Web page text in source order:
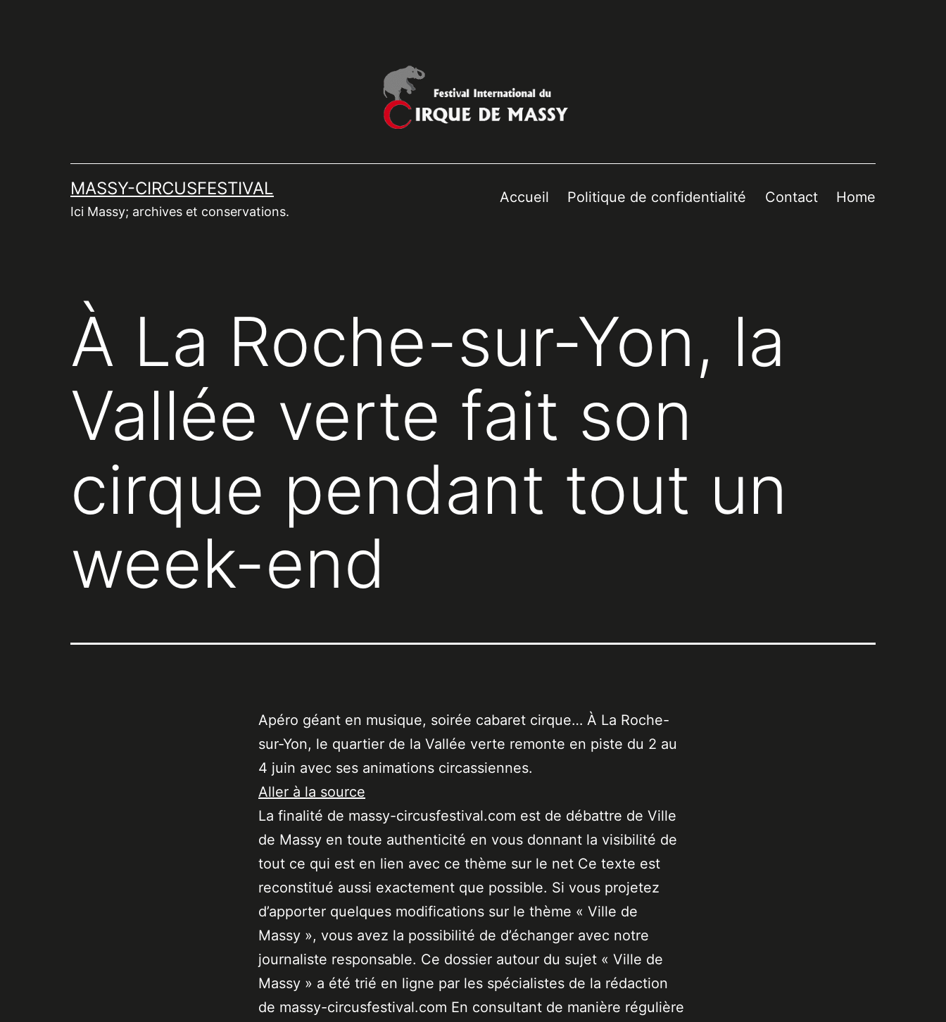
MASSY-CIRCUSFESTIVAL
Ici Massy; archives et conservations.
Accueil Politique de confidentialité Contact Home
À La Roche-sur-Yon, la
Vallée verte fait son
cirque pendant tout un
week-end
Apéro géant en musique, soirée cabaret cirque… À La Roche-
sur-Yon, le quartier de la Vallée verte remonte en piste du 2 au
4 juin avec ses animations circassiennes.
Aller à la source
La finalité de massy-circusfestival.com est de débattre de Ville
de Massy en toute authenticité en vous donnant la visibilité de
tout ce qui est en lien avec ce thème sur le net Ce texte est
reconstitué aussi exactement que possible. Si vous projetez
d’apporter quelques modifications sur le thème « Ville de
Massy », vous avez la possibilité de d’échanger avec notre
journaliste responsable. Ce dossier autour du sujet « Ville de
Massy » a été trié en ligne par les spécialistes de la rédaction
de massy-circusfestival.com En consultant de manière régulière